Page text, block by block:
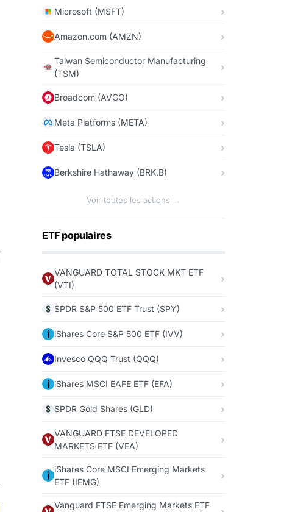
Microsoft (MSFT)
Amazon.com (AMZN)
Taiwan Semiconductor Manufacturing
(TSM)
Broadcom (AVGO)
Meta Platforms (META)
Tesla (TSLA)
Berkshire Hathaway (BRK.B)
Voir toutes les actions →
ETF populaires
VANGUARD TOTAL STOCK MKT ETF
(VTI)
SPDR S&P 500 ETF Trust (SPY)
iShares Core S&P 500 ETF (IVV)
Invesco QQQ Trust (QQQ)
iShares MSCI EAFE ETF (EFA)
SPDR Gold Shares (GLD)
VANGUARD FTSE DEVELOPED
MARKETS ETF (VEA)
iShares Core MSCI Emerging Markets
ETF (IEMG)
Vanguard FTSE Emerging Markets ETF